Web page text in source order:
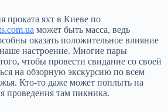
проката яхт в Киеве по
может быть масса, ведь
оказать положительное влияние
настроение. Многие пары
чтобы провести свидание со своей
на обзорную экскурсию по всем
Кто-то даже может поплыть на
проведения там пикника.